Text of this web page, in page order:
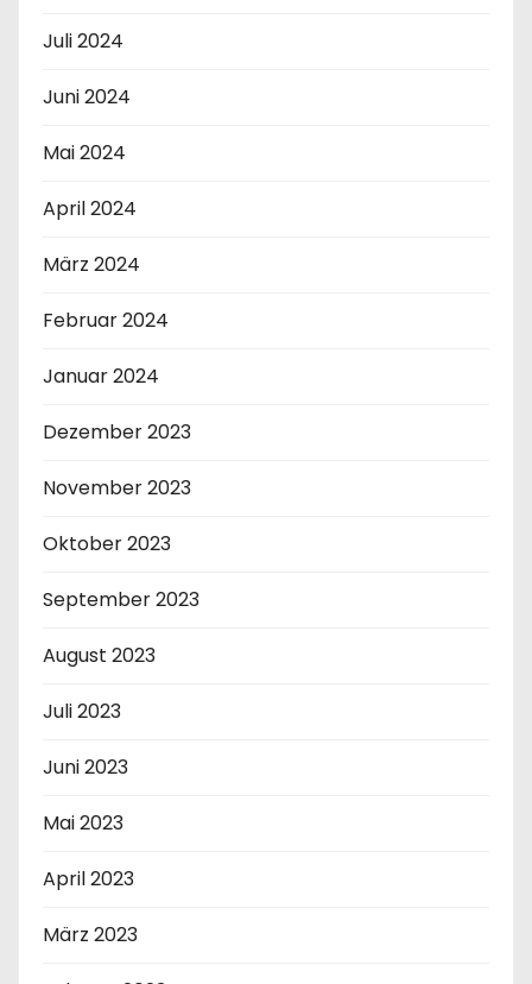
Juli 2024
Juni 2024
Mai 2024
April 2024
März 2024
Februar 2024
Januar 2024
Dezember 2023
November 2023
Oktober 2023
September 2023
August 2023
Juli 2023
Juni 2023
Mai 2023
April 2023
März 2023